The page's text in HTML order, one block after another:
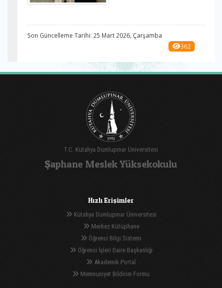
Son Güncelleme Tarihi: 25 Mart 2026, Çarşamba
362
T.C. Kütahya Dumlupınar Üniversitesi
Şaphane Meslek Yüksekokulu
Hızlı Erişimler
Kütahya Dumlupınar Üniversitesi
Merkez Kütüphane
Öğrenci Bilgi Sistemi
Öğrenci İşleri Daire Başkanlığı
Akademik Portal
Memnuniyet Bildirim Formu